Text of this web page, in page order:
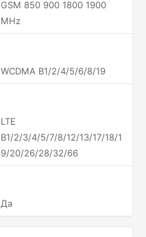
GSM 850 900 1800 1900
MHz
WCDMA B1/2/4/5/6/8/19
LTE
B1/2/3/4/5/7/8/12/13/17/18/1
9/20/26/28/32/66
Да